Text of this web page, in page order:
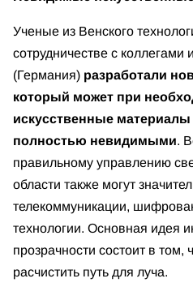
Ученые из Венского
сотрудничестве с коллегами
(Германия) разработали
который может при
искусственные
полностью невидимыми.
правильному управлению
области также могут
телекоммуникации,
технологии. Основная идея
прозрачности состоит в том,
расчистить путь для луча.